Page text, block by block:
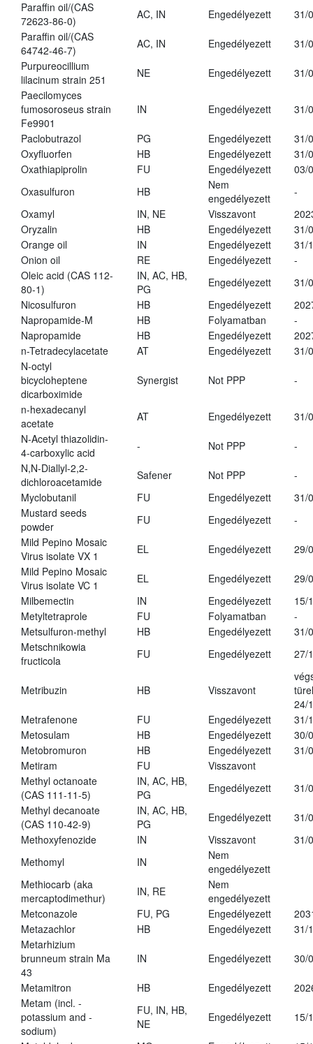
Paraffin oil/(CAS
72623-86-0)
AC, IN Engedélyezett
31/
Paraffin oil/(CAS
64742-46-7)
AC, IN Engedélyezett
31/
Purpureocillium
lilacinum strain 251
NE Engedélyezett
31/
Paecilomyces
fumosoroseus strain
Fe9901
IN Engedélyezett 31/
Paclobutrazol PG Engedélyezett
31/
Oxyfluorfen
HB Engedélyezett
31/
Oxathiapiprolin
FU Engedélyezett
03/
Oxasulfuron
HB
Nem
engedélyezett
-
Oxamyl
IN, NE Visszavont
Oryzalin
HB Engedélyezett
31/
Orange oil
IN Engedélyezett
31/
Onion oil
RE Engedélyezett
-
Oleic acid (CAS 112-
80-1)
IN, AC, HB,
PG
Engedélyezett
31/
Nicosulfuron
HB Engedélyezett
Napropamide-M
HB Folyamatban
-
Napropamide
HB Engedélyezett
n-Tetradecylacetate
AT Engedélyezett
31/
N-octyl
bicycloheptene
dicarboximide
Synergist Not PPP -
n-hexadecanyl
acetate
AT Engedélyezett
31/
N-Acetyl thiazolidin-
4-carboxylic acid
- Not PPP
-
N,N-Diallyl-2,2-
dichloroacetamide
Safener Not PPP
-
Myclobutanil
FU Engedélyezett
31/
Mustard seeds
powder
FU Engedélyezett
-
Mild Pepino Mosaic
Virus isolate VX 1
EL Engedélyezett
29/
Mild Pepino Mosaic
Virus isolate VC 1
EL Engedélyezett
29/
Milbemectin
IN Engedélyezett
15/
Metyltetraprole
FU Folyamatban
-
Metsulfuron-methyl
HB Engedélyezett
31/
Metschnikowia
fructicola
FU Engedélyezett 27/
Metribuzin HB Visszavont
24/
Metrafenone
FU Engedélyezett
31/
Metosulam
HB Engedélyezett
30/
Metobromuron
HB Engedélyezett
31/
Metiram
FU
Visszavont
Methyl octanoate
(CAS 111-11-5)
IN, AC, HB,
PG
Engedélyezett
31/
Methyl decanoate
(CAS 110-42-9)
IN, AC, HB,
PG
Engedélyezett
31/
Methoxyfenozide
IN Visszavont
31/
Methomyl
IN
Nem
engedélyezett
Methiocarb (aka
mercaptodimethur)
IN, RE
Nem
engedélyezett
Metconazole
FU, PG Engedélyezett
Metazachlor
HB Engedélyezett
31/
Metarhizium
brunneum strain Ma
43
IN Engedélyezett 30/
Metamitron HB Engedélyezett
Metam (incl. -
potassium and -
sodium)
FU, IN, HB,
NE
Engedélyezett 15/